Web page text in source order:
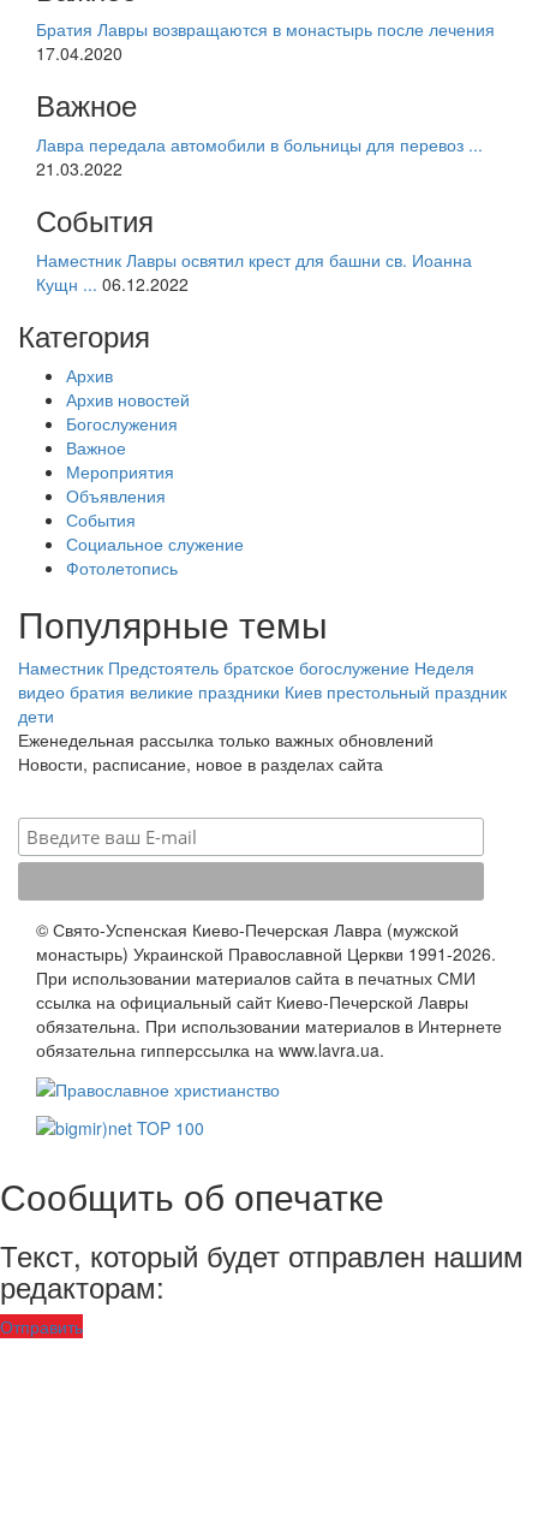
Братия Лавры возвращаются в монастырь после лечения
17.04.2020
Важное
Лавра передала автомобили в больницы для перевоз ...
21.03.2022
События
Наместник Лавры освятил крест для башни св. Иоанна
Кущн ... 06.12.2022
Категория
Архив
Архив новостей
Богослужения
Важное
Мероприятия
Объявления
События
Социальное служение
Фотолетопись
Популярные темы
Наместник Предстоятель братское богослужение Неделя
видео братия великие праздники Киев престольный праздник
дети
Еженедельная рассылка только важных обновлений
Новости, расписание, новое в разделах сайта
© Свято-Успенская Киево-Печерская Лавра (мужской
монастырь) Украинской Православной Церкви 1991-2026.
При использовании материалов сайта в печатных СМИ
ссылка на официальный сайт Киево-Печерской Лавры
обязательна. При использовании материалов в Интернете
обязательна гипперссылка на www.lavra.ua.
Сообщить об опечатке
Текст, который будет отправлен нашим
редакторам:
Отправить